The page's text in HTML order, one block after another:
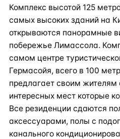
Комплекс высотой 125
самых высоких зданий на
открываются панорамные
побережье Лимассола.
самом центре
Гермасойя, всего в 100
предлагает своим
интересных мест которые
Все резиденции сдаются
аксессуарами, полы с
канального